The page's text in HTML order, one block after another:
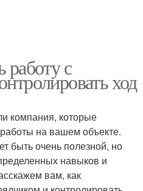
работу с
ход
компания, которые
на вашем объекте.
быть очень полезной, но
навыков и
вам, как